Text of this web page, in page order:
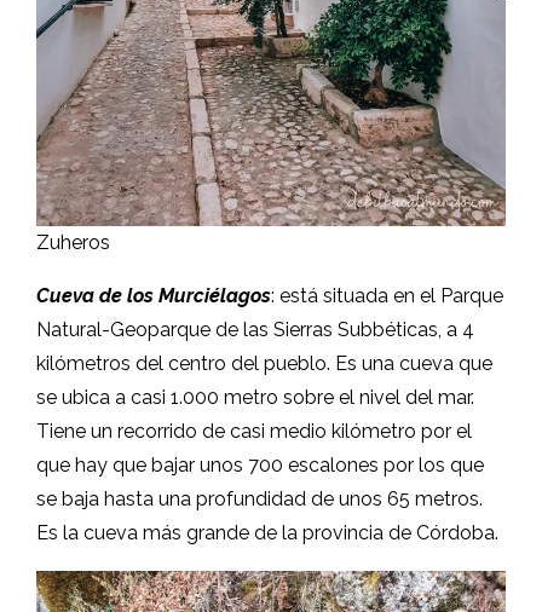
Zuheros
Cueva de los Murciélagos: está situada en el Parque
Natural-Geoparque de las Sierras Subbéticas, a 4
kilómetros del centro del pueblo. Es una cueva que
se ubica a casi 1.000 metro sobre el nivel del mar.
Tiene un recorrido de casi medio kilómetro por el
que hay que bajar unos 700 escalones por los que
se baja hasta una profundidad de unos 65 metros.
Es la cueva más grande de la provincia de Córdoba.